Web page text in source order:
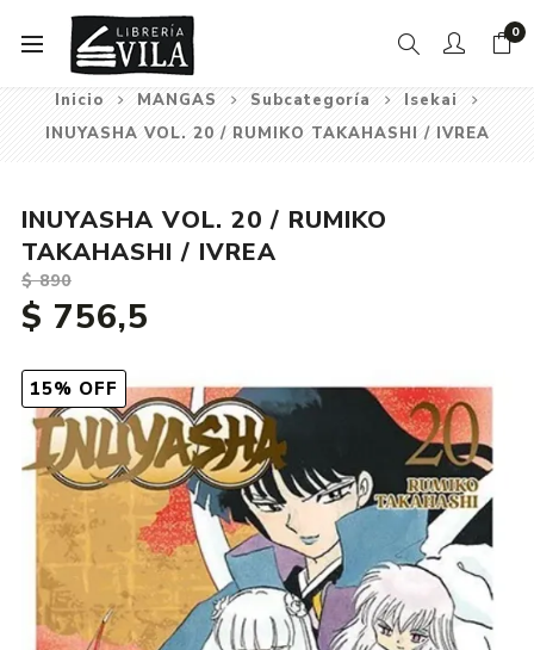
0
Inicio MANGAS Subcategoría
Isekai
INUYASHA VOL. 20 / RUMIKO TAKAHASHI / IVREA
15% OFF
INUYASHA VOL. 20 / RUMIKO
TAKAHASHI / IVREA
$ 890
$ 756,5